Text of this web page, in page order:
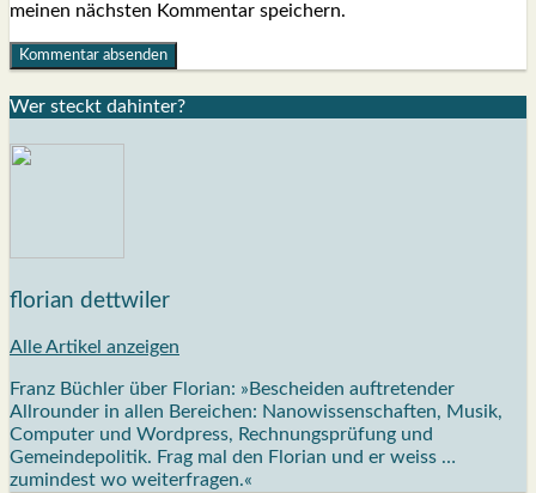
meinen nächsten Kommentar speichern.
Wer steckt dahin­ter?
florian dettwiler
Alle Artikel anzeigen
Franz Büchler über Florian: »Bescheiden auftretender
Allrounder in allen Bereichen: Nanowissenschaften, Musik,
Computer und Wordpress, Rechnungsprüfung und
Gemeindepolitik. Frag mal den Florian und er weiss …
zumindest wo weiterfragen.«